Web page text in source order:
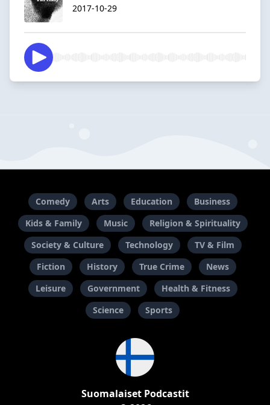
2017-10-29
Comedy Arts Education
Business
Kids & Family
Music
Religion & Spirituality
Society & Culture
Technology
TV & Film
Fiction
History True Crime
News
Leisure
Government
Health & Fitness
Science
Sports
Suomalaiset Podcastit